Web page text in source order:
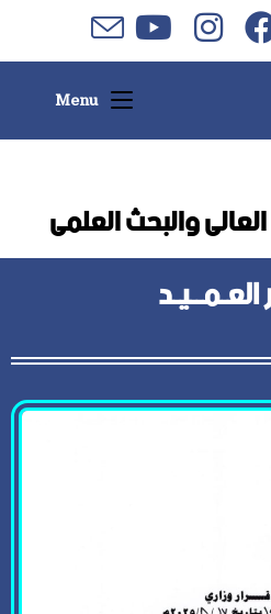
Menu
والبحث العلمى
العـمــيـد